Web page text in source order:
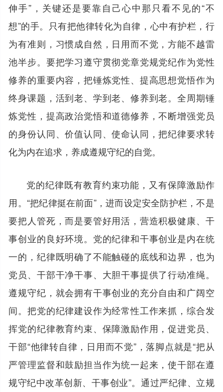
伸手”，关键还是要靠自己心中那只看不见的“不
想”的手。只有把他律转化为自律，心中有护栏，行
为有准则，习惯成自然，日用而不觉，方能不越雷
池半步。要把学习遵守贯彻党章党规党纪作为党性
修养的重要内容，把锤炼党性、提高思想觉悟作为
终身课题，活到老、学到老、修养到老。全周期锤
炼党性，提高政治觉悟和道德修养，不断增强党员
的身份认同、价值认同、使命认同，把纪律要求转
化为内在追求，养成遵规守纪的自觉。
党的纪律既有教育约束功能，又有保障激励作
用。“把纪律挺在前面”，进而设定安全防护栏，不是
要把人管死，而是要管好用活，营造积极健康、干
事创业的良好环境。党的纪律和干事创业是内在统
一的，纪律既明确了不能触碰的底线和边界，也为
党员、干部干净干事、大胆干事提供了行动准绳。
遵规守纪，就会拥有干事创业的充分自由和广阔空
间。把党的纪律建设作为经常性工作来抓，综合发
挥党的纪律教育约束、保障激励作用，促进党员、
干部“他律转自律，日用而不觉”，落脚点就是“把从
严管理监督和鼓励担当作为统一起来，使干部在遵
规守纪中改革创新、干事创业”。通过严纪律、立规